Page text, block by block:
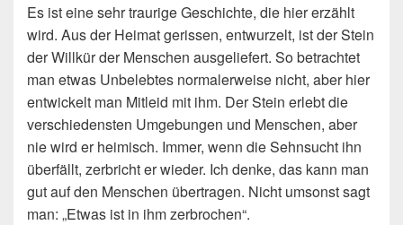
Es ist eine sehr traurige Geschichte, die hier erzählt
wird. Aus der Heimat gerissen, entwurzelt, ist der Stein
der Willkür der Menschen ausgeliefert. So betrachtet
man etwas Unbelebtes normalerweise nicht, aber hier
entwickelt man Mitleid mit ihm. Der Stein erlebt die
verschiedensten Umgebungen und Menschen, aber
nie wird er heimisch. Immer, wenn die Sehnsucht ihn
überfällt, zerbricht er wieder. Ich denke, das kann man
gut auf den Menschen übertragen. Nicht umsonst sagt
man: „Etwas ist in ihm zerbrochen“.